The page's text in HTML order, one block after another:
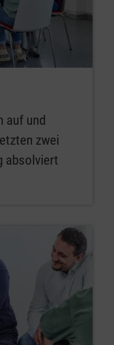
auf und
zwei
absolviert